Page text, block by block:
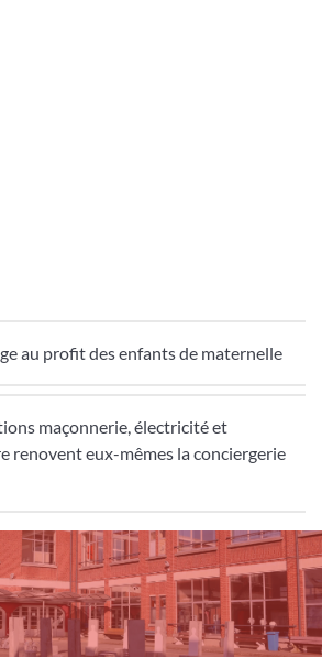
au profit des enfants de maternelle
maçonnerie, électricité et
renovent eux-mêmes la conciergerie